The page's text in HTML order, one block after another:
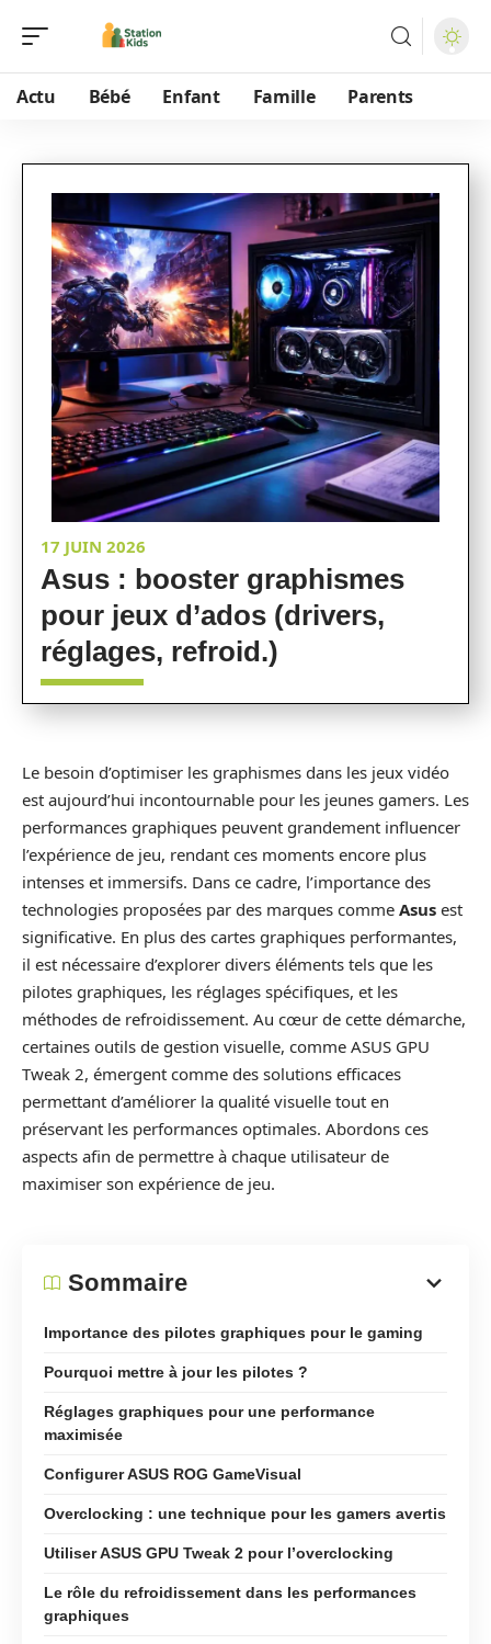
Actu Bébé Enfant Famille Parents
17 JUIN 2026
Asus : booster graphismes
pour jeux d’ados (drivers,
réglages, refroid.)
Le besoin d’optimiser les graphismes dans les jeux vidéo
est aujourd’hui incontournable pour les jeunes gamers. Les
performances graphiques peuvent grandement influencer
l’expérience de jeu, rendant ces moments encore plus
intenses et immersifs. Dans ce cadre, l’importance des
technologies proposées par des marques comme Asus est
significative. En plus des cartes graphiques performantes,
il est nécessaire d’explorer divers éléments tels que les
pilotes graphiques, les réglages spécifiques, et les
méthodes de refroidissement. Au cœur de cette démarche,
certaines outils de gestion visuelle, comme ASUS GPU
Tweak 2, émergent comme des solutions efficaces
permettant d’améliorer la qualité visuelle tout en
préservant les performances optimales. Abordons ces
aspects afin de permettre à chaque utilisateur de
maximiser son expérience de jeu.
Sommaire
Importance des pilotes graphiques pour le gaming
Pourquoi mettre à jour les pilotes ?
Réglages graphiques pour une performance
maximisée
Configurer ASUS ROG GameVisual
Overclocking : une technique pour les gamers avertis
Utiliser ASUS GPU Tweak 2 pour l’overclocking
Le rôle du refroidissement dans les performances
graphiques